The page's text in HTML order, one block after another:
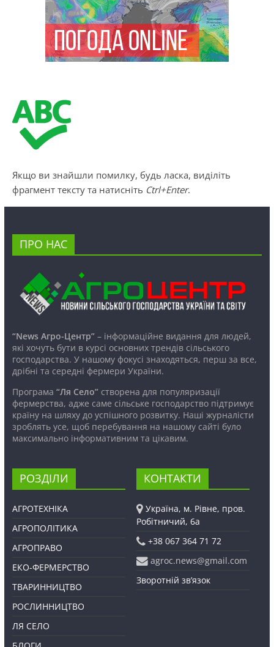
Якщо ви знайшли помилку, будь ласка, виділіть
фрагмент тексту та натисніть Ctrl+Enter.
ПРО НАС
“News Агро-Центр”– інформаційне видання для людей,
які хочуть бути в курсі основних трендів сільського
господарства. У нашому фокусі знаходяться, перш за все,
дрібні та середні фермери України.
Програма “Ля Село”створена для популяризації
фермерства, адже саме сільське господарство підтримує
країну на шляху до успішного розвитку. Наші журналісти
зроблять усе, щоб перебування на нашому сайті було
максимально інформативним та цікавим.
РОЗДІЛИ
АГРОТЕХНІКА
АГРОПОЛІТИКА
АГРОПРАВО
ЕКО-ФЕРМЕРСТВО
ТВАРИННИЦТВО
РОСЛИННИЦТВО
ЛЯ СЕЛО
КОНТАКТИ
Україна, м. Рівне, пров.
Робітничий, 6а
+38 067 364 71 72
agroc.news@gmail.com
Зворотній зв’язок